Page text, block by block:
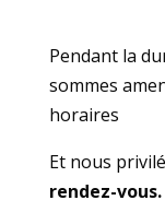
Pendant la
sommes
horaires
Et nous
rendez-vous.